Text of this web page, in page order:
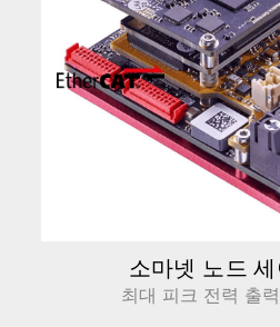
소마넷 노드 세
최대 피크 전력 출